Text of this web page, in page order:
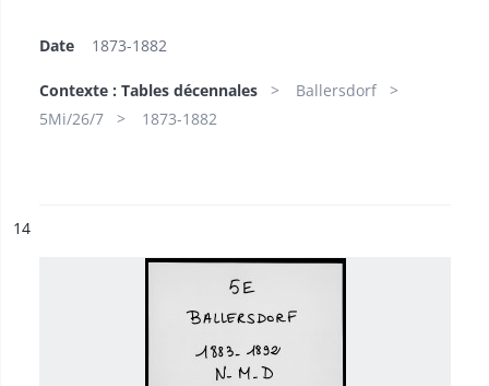
Date 1873-1882
Contexte : Tables décennales
Ballersdorf
5Mi/26/7
1873-1882
n°
14